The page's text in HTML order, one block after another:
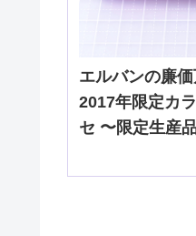
エルバンの廉
2017年限定カ
セ 〜限定生産